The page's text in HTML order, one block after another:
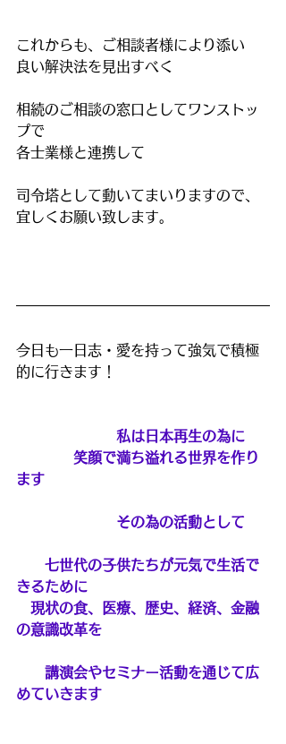
これからも、ご相談者様により添い
良い解決法を見出すべく
相続のご相談の窓口としてワンストッ
プで
各士業様と連携して
司令塔として動いてまいりますので、
宜しくお願い致します。
今日も一日志・愛を持って強気で積極
的に行きます！
私は日本再生の為に
笑顔で満ち溢れる世界を作り
ます
その為の活動として
七世代の子供たちが元気で生活で
きるために
現状の食、医療、歴史、経済、金融
の意識改革を
講演会やセミナー活動を通じて広
めていきます